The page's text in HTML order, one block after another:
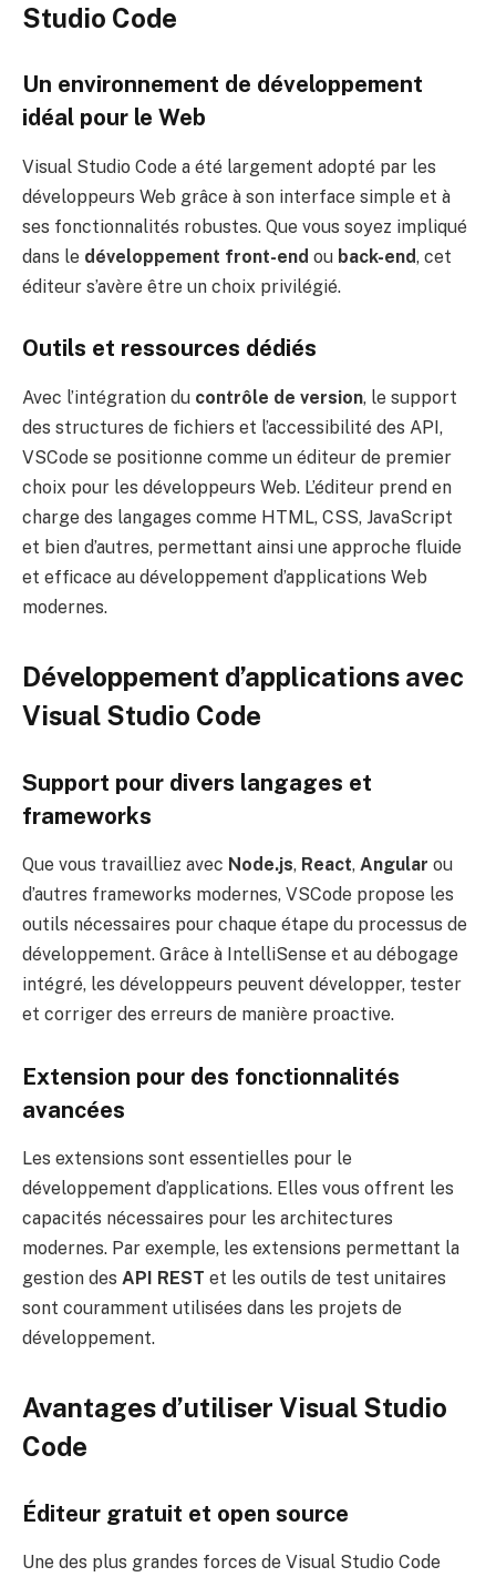
Studio Code
Un environnement de développement
idéal pour le Web
Visual Studio Code a été largement adopté par les
développeurs Web grâce à son interface simple et à
ses fonctionnalités robustes. Que vous soyez impliqué
dans le développement front-end ou back-end, cet
éditeur s’avère être un choix privilégié.
Outils et ressources dédiés
Avec l’intégration du contrôle de version, le support
des structures de fichiers et l’accessibilité des API,
VSCode se positionne comme un éditeur de premier
choix pour les développeurs Web. L’éditeur prend en
charge des langages comme HTML, CSS, JavaScript
et bien d’autres, permettant ainsi une approche fluide
et efficace au développement d’applications Web
modernes.
Développement d’applications avec
Visual Studio Code
Support pour divers langages et
frameworks
Que vous travailliez avec Node.js, React, Angular ou
d’autres frameworks modernes, VSCode propose les
outils nécessaires pour chaque étape du processus de
développement. Grâce à IntelliSense et au débogage
intégré, les développeurs peuvent développer, tester
et corriger des erreurs de manière proactive.
Extension pour des fonctionnalités
avancées
Les extensions sont essentielles pour le
développement d’applications. Elles vous offrent les
capacités nécessaires pour les architectures
modernes. Par exemple, les extensions permettant la
gestion des API REST et les outils de test unitaires
sont couramment utilisées dans les projets de
développement.
Avantages d’utiliser Visual Studio
Code
Éditeur gratuit et open source
Une des plus grandes forces de Visual Studio Code